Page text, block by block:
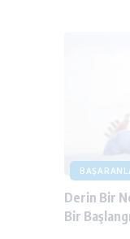
Derin Bir
Bir